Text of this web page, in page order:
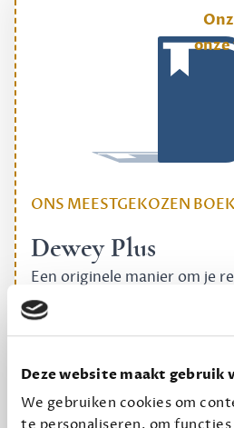
Deze website maakt gebruik
We gebruiken cookies om
te personaliseren, om functies
ONS MEESTGEKOZEN
Dewey Plus
Een originele manier om je
halen.
12,50 per maand,
Geef